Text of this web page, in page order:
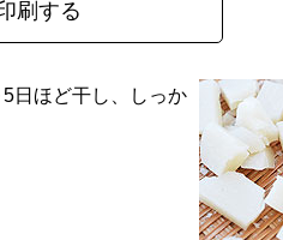
刷する
日ほど干し、しっか